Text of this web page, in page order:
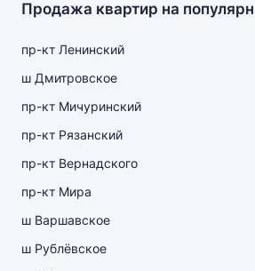
Продажа квартир на
пр-кт Ленинский
ш Дмитровское
пр-кт Мичуринский
пр-кт Рязанский
пр-кт Вернадского
пр-кт Мира
ш Варшавское
ш Рублёвское